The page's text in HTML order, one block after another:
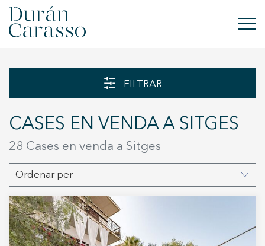
OBRA NOVA
INVERSIONS
GRUP DC
FILTRAR
CASES EN VENDA A SITGES
28 Cases en venda a Sitges
Ordenar per